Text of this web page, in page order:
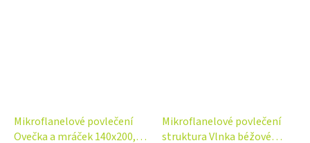
Mikroflanelové povlečení
Ovečka a mráček 140x200,
Mikroflanelové povlečení
struktura Vlnka béžové